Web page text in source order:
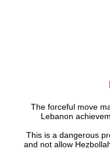
The forceful move
Lebanon
This is a dangerous
and not allow